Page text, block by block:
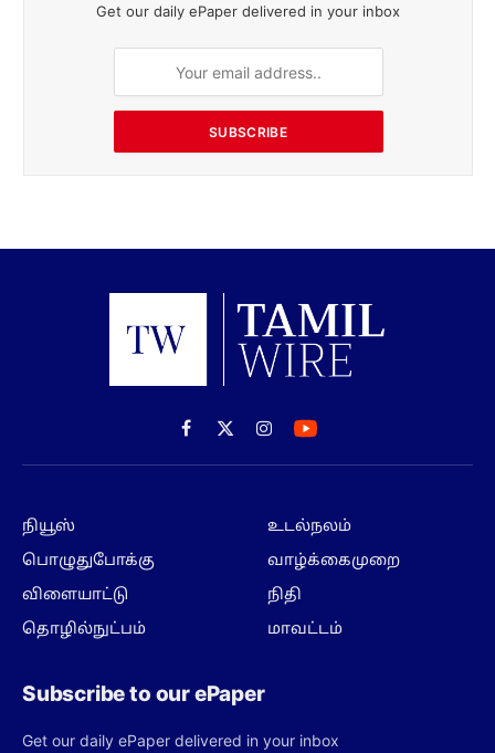
Get our daily ePaper delivered in your inbox
SUBSCRIBE
Facebook
X
(Twitter)
Instagram
நியூஸ்
பொழுதுபோக்கு
விளையாட்டு
தொழில்நுட்பம்
உடல்நலம்
வாழ்க்கைமுறை
நிதி
மாவட்டம்
Subscribe to our ePaper
Get our daily ePaper delivered in your inbox